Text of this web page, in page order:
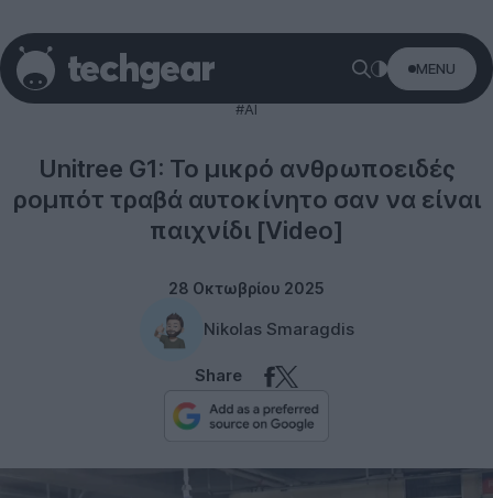
MENU
#AI
Unitree G1: Το μικρό ανθρωποειδές
ρομπότ τραβά αυτοκίνητο σαν να είναι
παιχνίδι [Video]
28 Οκτωβρίου 2025
Nikolas Smaragdis
Share